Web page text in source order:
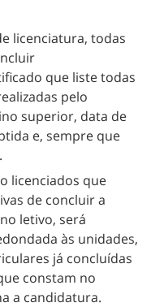
licenciatura, todas
que liste todas
pelo
superior, data de
e, sempre que
licenciados que
de concluir a
letivo, será
às unidades,
já concluídas
constam no
a candidatura.